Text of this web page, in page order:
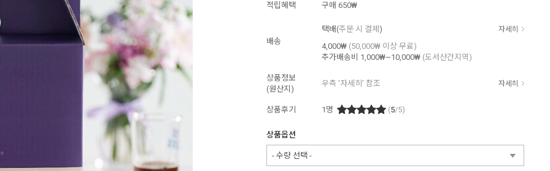
적립혜택 구매 650₩
배송
택배(주문 시 결제 ) 자세히
4,000₩ (50,000₩ 이상 무료)
추가배송비
1,000₩~10,000₩ (도서산간지역)
상품정보
(원산지)
우측 '자세히' 참조 자세히
상품후기 1 명 (5/5)
상품옵션
- 수량 선택 -